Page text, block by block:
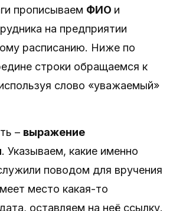
прописываем ФИО и
на предприятии
расписанию. Ниже по
строки обращаемся к
слово «уважаемый»
– выражение
. Указываем, какие именно
поводом для вручения
место какая-то
оставляем на неё ссылку.